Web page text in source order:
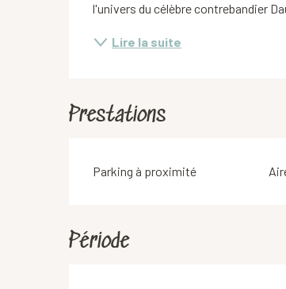
l'univers du célèbre contrebandier
Lire la suite
Prestations
Parking à proximité
Période